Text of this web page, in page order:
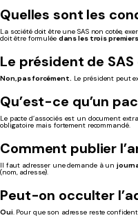
Quelles sont les
La société doit être une SAS non cotée,
doit être formulée dans les trois
Le président de
Non, pas forcément. Le président peut
Qu’est-ce qu’un
Le pacte d’associés est un document
obligatoire mais fortement recommandé.
Comment publier
Il faut adresser une demande à un
(nom, adresse).
Peut-on occulter
Oui. Pour que son adresse reste